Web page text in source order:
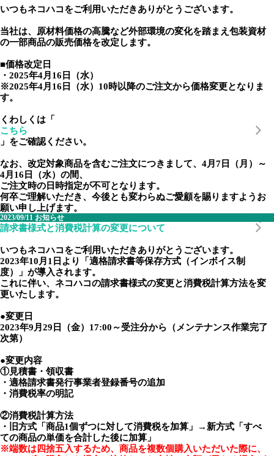
いつもネコハコをご利用いただきありがとうございます。
当社は、原材料価格の高騰など外部環境の変化を踏まえ包装資材
の一部商品の販売価格を改定します。
■価格改定日
・ 2025年4月16日（水）
※2025年4月16日（水）10時以降のご注文から価格変更となりま
す。
くわしくは「
こちら
」をご確認ください。
なお、改定対象商品を含むご注文につきまして、4月7日（月）～
4月16日（水）の間、
ご注文時の日時指定が不可となります。
何卒ご理解いただき、今後とも変わらぬご愛顧を賜りますようお
願い申し上げます。
2023/09/11 お知らせ
請求書様式と消費税計算の変更について
いつもネコハコをご利用いただきありがとうございます。
2023年10月1日より「適格請求書等保存方式（インボイス制
度）」が導入されます。
これに伴い、ネコハコの請求書様式の変更と消費税計算方法を変
更いたします。
●変更日
2023年9月29日（金）17:00～受注分から（メンテナンス作業完了
次第）
●変更内容
①見積書・領収書
・適格請求書発行事業者登録番号の追加
・消費税率の明記
②消費税計算方法
・旧方式「商品1個ずつに対して消費税を加算」→新方式「すべ
ての商品の単価を合計した後に加算」
※端数は四捨五入するため、商品を複数個購入いただいた際に、